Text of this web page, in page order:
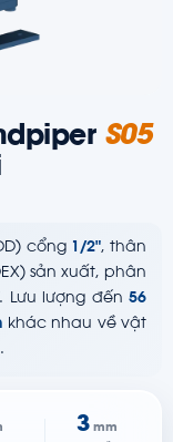
S05
cổng 1/2", thân
sản xuất, phân
Lưu lượng đến 56
khác nhau về vật
3 mm